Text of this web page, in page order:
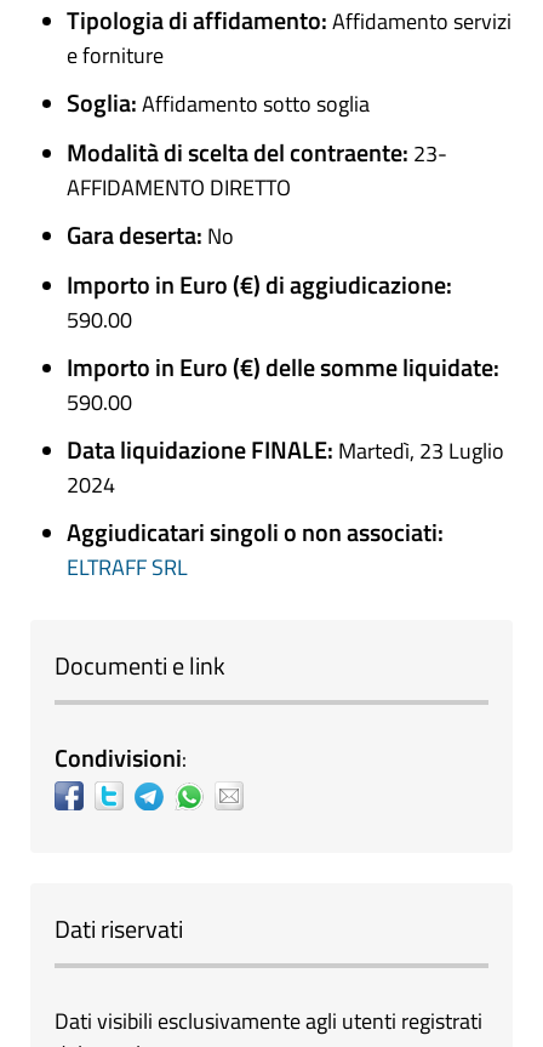
Tipologia di affidamento:Affidamento servizi
e forniture
Soglia:Affidamento sotto soglia
Modalità di scelta del contraente: 23-
AFFIDAMENTO DIRETTO
Gara deserta: No
Importo in Euro (€) di aggiudicazione:
590.00
Importo in Euro (€) delle somme liquidate:
590.00
Data liquidazione FINALE: Martedì, 23 Luglio
2024
Aggiudicatari singoli o non associati:
ELTRAFF SRL
Documenti e link
Condivisioni:
Dati riservati
Dati visibili esclusivamente agli utenti registrati